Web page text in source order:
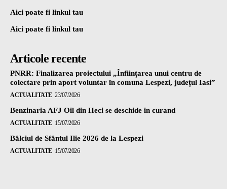
Aici poate fi linkul tau
Aici poate fi linkul tau
Articole recente
PNRR: Finalizarea proiectului „Înființarea unui centru de
colectare prin aport voluntar în comuna Lespezi, județul Iasi”
ACTUALITATE 23/07/2026
Benzinaria AFJ Oil din Heci se deschide in curand
ACTUALITATE 15/07/2026
Bâlciul de Sfântul Ilie 2026 de la Lespezi
ACTUALITATE 15/07/2026